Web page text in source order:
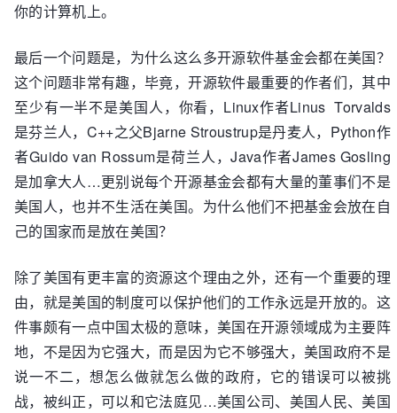
你的计算机上。
最后一个问题是，为什么这么多开源软件基金会都在美国？
这个问题非常有趣，毕竟，开源软件最重要的作者们，其中
至少有一半不是美国人，你看，Linux作者Linus Torvalds
是芬兰人，C++之父Bjarne Stroustrup是丹麦人，Python作
者Guido van Rossum是荷兰人，Java作者James Gosling
是加拿大人…更别说每个开源基金会都有大量的董事们不是
美国人，也并不生活在美国。为什么他们不把基金会放在自
己的国家而是放在美国？
除了美国有更丰富的资源这个理由之外，还有一个重要的理
由，就是美国的制度可以保护他们的工作永远是开放的。这
件事颇有一点中国太极的意味，美国在开源领域成为主要阵
地，不是因为它强大，而是因为它不够强大，美国政府不是
说一不二，想怎么做就怎么做的政府，它的错误可以被挑
战，被纠正，可以和它法庭见…美国公司、美国人民、美国